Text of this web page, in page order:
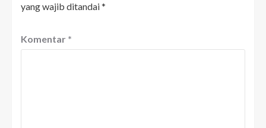
yang wajib ditandai*
Komentar *